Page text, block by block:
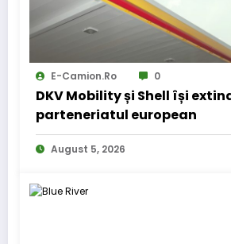
E-Camion.ro 0
DKV Mobility și Shell își
parteneriatul european
August 5, 2026